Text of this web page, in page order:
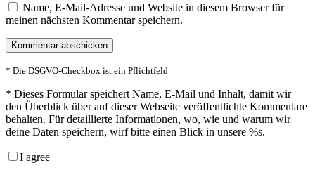
Name, E-Mail-Adresse und Website in diesem Browser für
meinen nächsten Kommentar speichern.
* Die DSGVO-Checkbox ist ein Pflichtfeld
* Dieses Formular speichert Name, E-Mail und Inhalt, damit wir
den Überblick über auf dieser Webseite veröffentlichte Kommentare
behalten. Für detaillierte Informationen, wo, wie und warum wir
deine Daten speichern, wirf bitte einen Blick in unsere %s.
I agree